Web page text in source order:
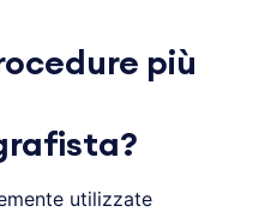
più
utilizzate